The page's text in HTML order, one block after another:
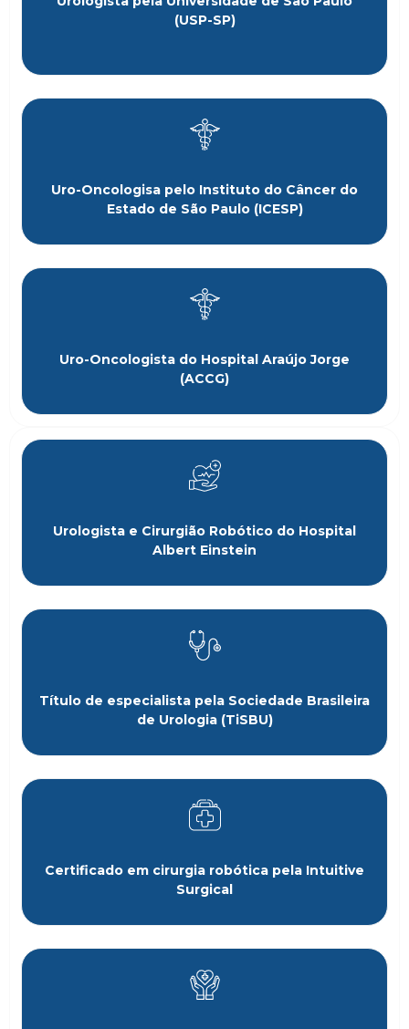
(USP-SP)
Uro-Oncologisa pelo Instituto do Câncer do
Estado de São Paulo (ICESP)
Uro-Oncologista do Hospital Araújo Jorge
(ACCG)
Urologista e Cirurgião Robótico do Hospital
Albert Einstein
Título de especialista pela Sociedade Brasileira
de Urologia (TiSBU)
Certificado em cirurgia robótica pela Intuitive
Surgical